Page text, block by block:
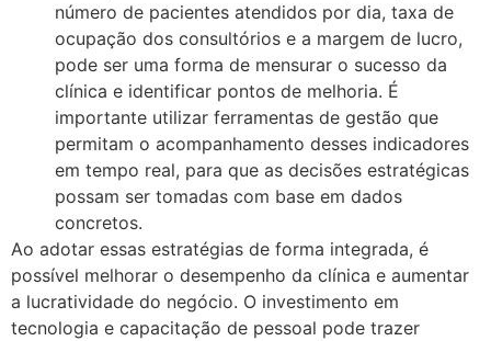
número de pacientes atendidos por dia, taxa de
ocupação dos consultórios e a margem de lucro,
pode ser uma forma de mensurar o sucesso da
clínica e identificar pontos de melhoria. É
importante utilizar ferramentas de gestão que
permitam o acompanhamento desses indicadores
em tempo real, para que as decisões estratégicas
possam ser tomadas com base em dados
concretos.
Ao adotar essas estratégias de forma integrada, é
possível melhorar o desempenho da clínica e aumentar
a lucratividade do negócio. O investimento em
tecnologia e capacitação de pessoal pode trazer